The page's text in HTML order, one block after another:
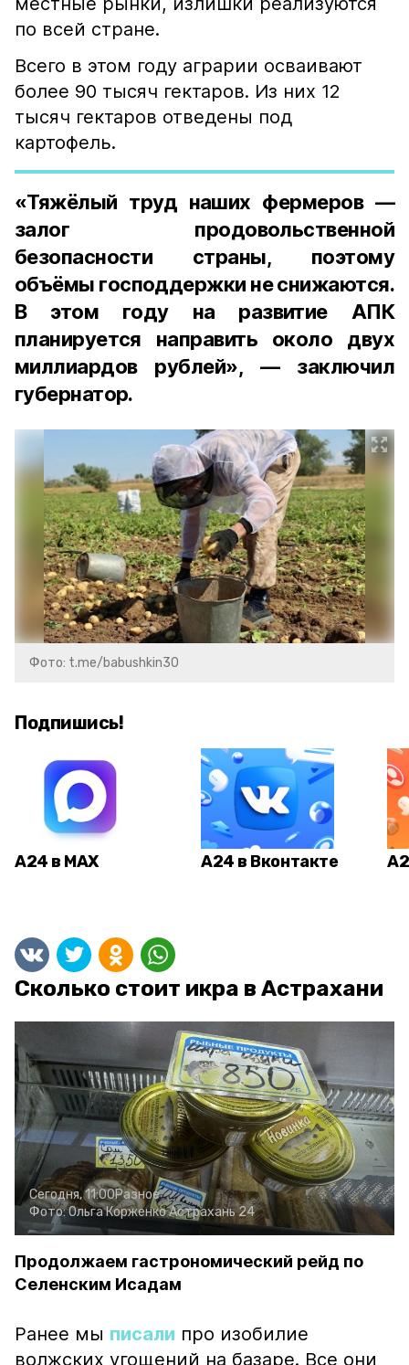
по всей стране.
Всего в этом году аграрии осваивают
более 90 тысяч гектаров. Из них 12
тысяч гектаров отведены под
картофель.
«Тяжёлый труд наших фермеров —
залог продовольственной
безопасности страны, поэтому
объёмы господдержки не снижаются.
В этом году на развитие АПК
планируется направить около двух
миллиардов рублей», — заключил
губернатор.
Фото: t.me/babushkin30
Подпишись!
А24 в MAX А24 в Вконтакте
Сколько стоит икра в Астрахани
Сегодня, 11:00Разное
Фото:Ольга КорженкоАстрахань 24
Продолжаем гастрономический рейд по
Селенским Исадам
Ранее мы писали про изобилие
волжских угощений на базаре. Все они